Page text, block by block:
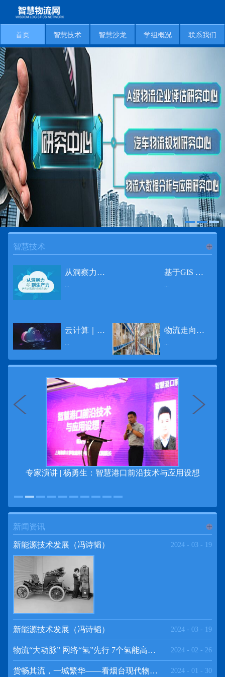
首页 智慧技术 智慧沙龙 学组概况 联系我们
智慧技术
从洞察力到生产力 伊利大数据的价值创造
...
基于GIS 的小城市交通网络分析研究
...
云计算｜边缘计算将为物联网行业带来巨大增长
...
物流走向未来的“魔法师”
...
专家演讲 | 杨勇生：智慧港口前沿技术与应用设想
新闻资讯
新能源技术发展（冯诗韬） 2024 - 03 - 19
新能源技术发展（冯诗韬） 2024 - 03 - 19
物流“大动脉” 网络“氢”先行 7个氢能高速场景落地京津冀 2024 - 02 - 26
货畅其流，一城繁华——看烟台现代物流发展 2024 - 01 - 30
频道
>>